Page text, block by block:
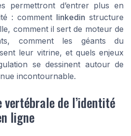
permettront d’entrer plus en
: comment linkedin structure
comment il sert de moteur de
comment les géants du
leur vitrine, et quels enjeux
se dessinent autour de
incontournable.
vertébrale de l’identité
ligne